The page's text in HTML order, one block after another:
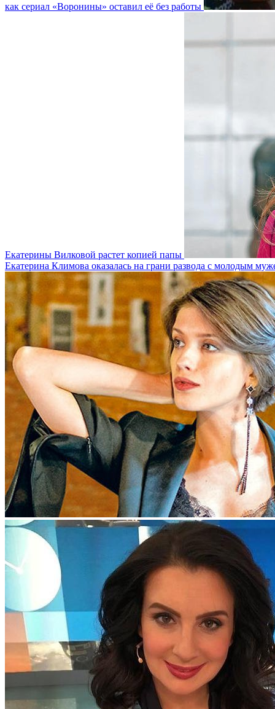
как сериал «Воронины» оставил её без работы
Екатерины Вилковой растет копией папы
Екатерина Климова оказалась на грани развода с молодым